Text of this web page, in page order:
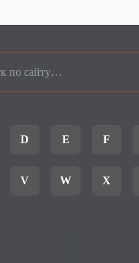
D E F
V W X